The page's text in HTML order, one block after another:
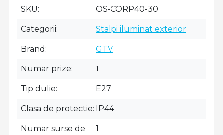
SKU OS-CORP40-30
Categorii Stalpi iluminat exterior
Brand GTV
Numar prize 1
Tip dulie E27
Clasa de protectie IP44
Numar surse de
1